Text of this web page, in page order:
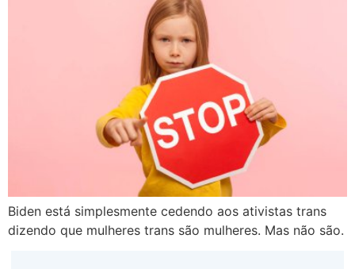
Biden está simplesmente cedendo aos ativistas trans
dizendo que mulheres trans são mulheres. Mas não são.